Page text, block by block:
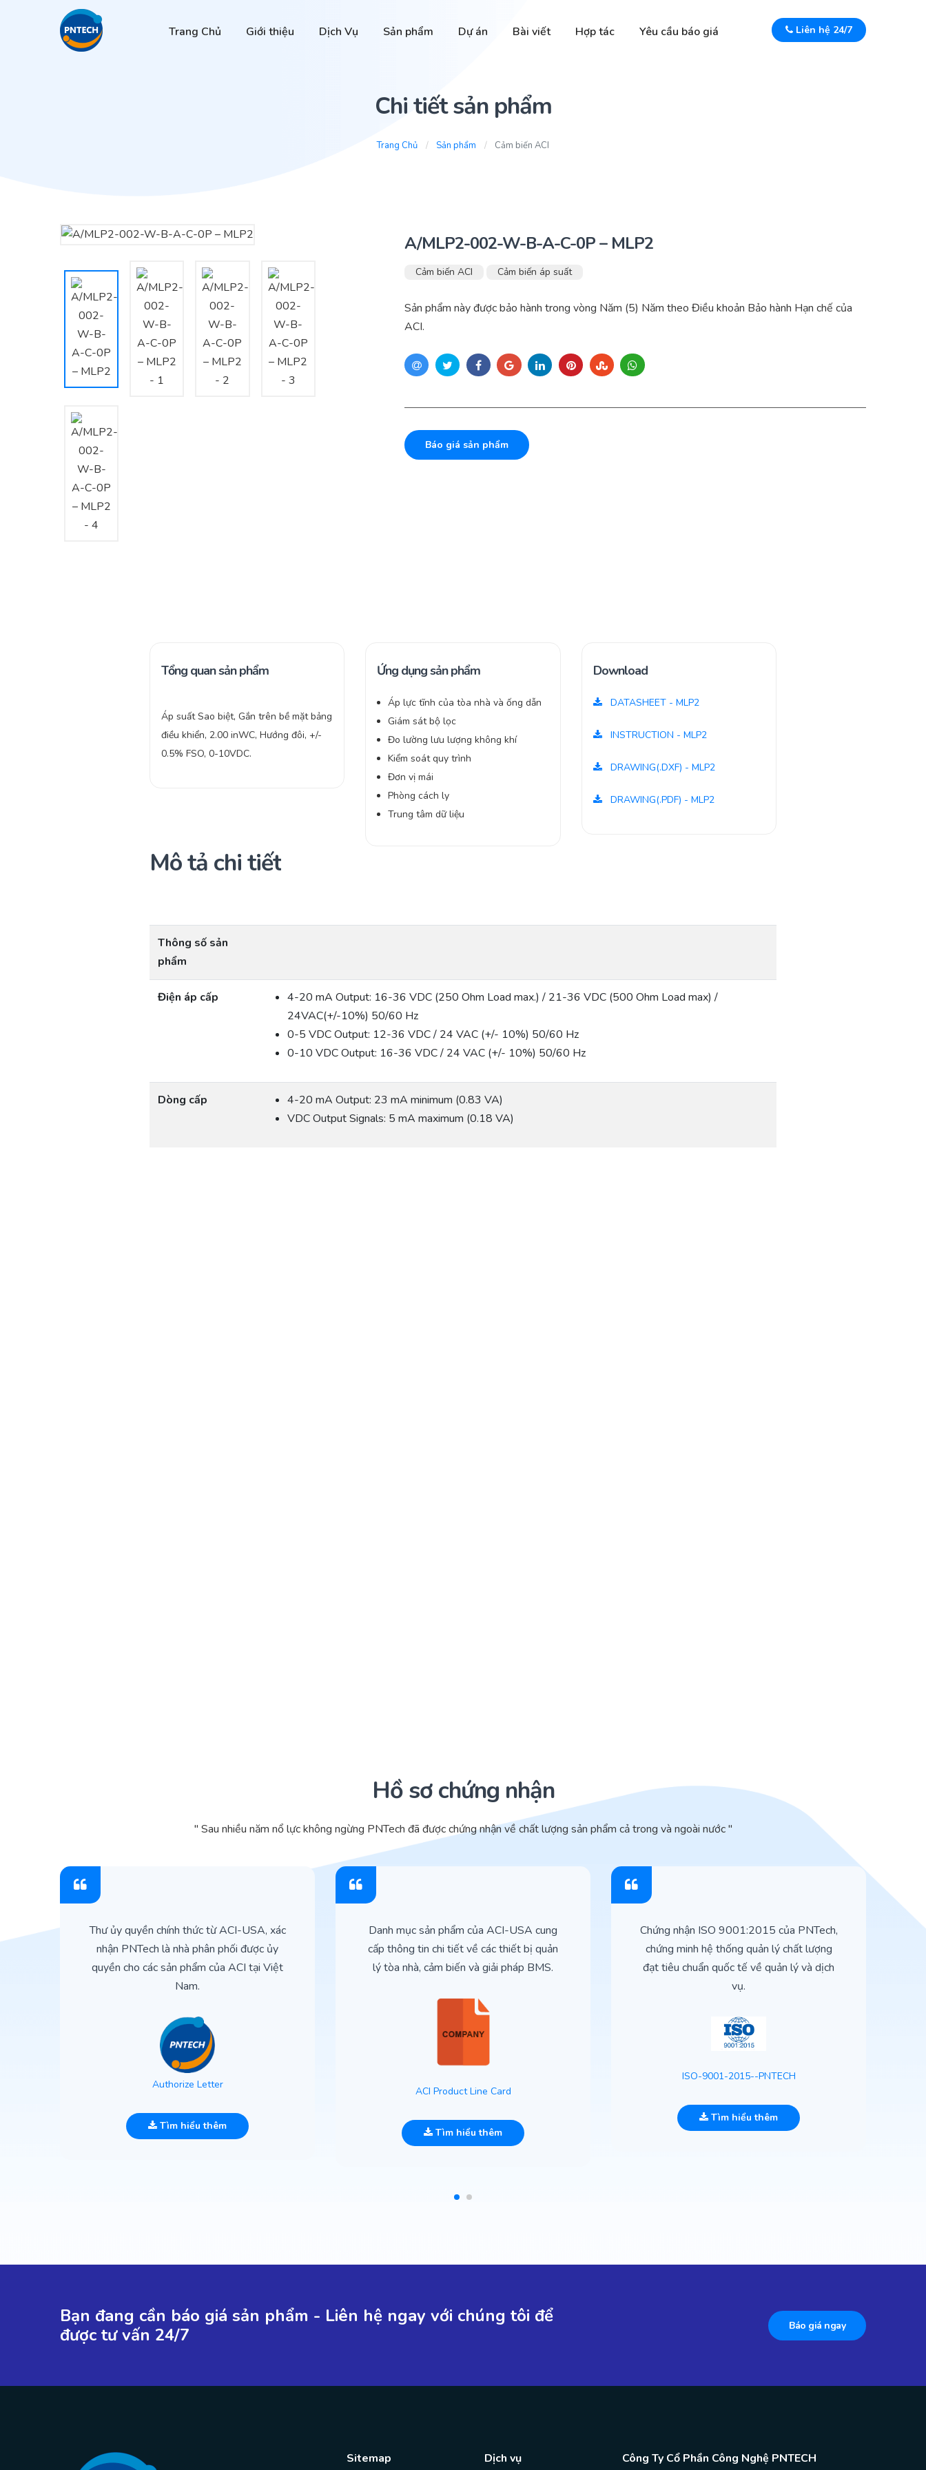
Trang Chủ Giới thiệu Dịch Vụ Sản phẩm Dự án Bài viết Hợp tác Yêu cầu báo giá Liên hệ 24/7
Chi tiết sản phẩm
Trang Chủ Sản phẩm Cảm biến ACI
A/MLP2-002-W-B-A-C-0P – MLP2
Cảm biến ACI Cảm biến áp suất
Sản phẩm này được bảo hành trong vòng Năm (5) Năm theo Điều khoản Bảo hành Hạn chế của
ACI.
Báo giá sản phẩm
Tổng quan sản phẩm
Áp suất Sao biệt, Gắn trên bề mặt bảng
điều khiển, 2.00 inWC, Hướng đôi, +/-
0.5% FSO, 0-10VDC.
Ứng dụng sản phẩm
Áp lực tĩnh của tòa nhà và ống dẫn
Giám sát bộ lọc
Đo lường lưu lượng không khí
Kiểm soát quy trình
Đơn vị mái
Phòng cách ly
Trung tâm dữ liệu
Download
DATASHEET - MLP2
INSTRUCTION - MLP2
DRAWING(.DXF) - MLP2
DRAWING(.PDF) - MLP2
Mô tả chi tiết
Thông số sản
phẩm
Điện áp cấp
4-20 mA Output: 16-36 VDC (250 Ohm Load max.) / 21-36 VDC (500 Ohm Load max) /
24VAC(+/-10%) 50/60 Hz
0-5 VDC Output: 12-36 VDC / 24 VAC (+/- 10%) 50/60 Hz
0-10 VDC Output: 16-36 VDC / 24 VAC (+/- 10%) 50/60 Hz
Dòng cấp
4-20 mA Output: 23 mA minimum (0.83 VA)
VDC Output Signals: 5 mA maximum (0.18 VA)
Hồ sơ chứng nhận
" Sau nhiều năm nổ lực không ngừng PNTech đã được chứng nhận về chất lượng sản phẩm cả trong và ngoài nước "
Thư ủy quyền chính thức từ ACI-USA, xác
nhận PNTech là nhà phân phối được ủy
quyền cho các sản phẩm của ACI tại Việt
Nam.
Authorize Letter
Tìm hiểu thêm
Danh mục sản phẩm của ACI-USA cung
cấp thông tin chi tiết về các thiết bị quản
lý tòa nhà, cảm biến và giải pháp BMS.
ACI Product Line Card
Tìm hiểu thêm
Chứng nhận ISO 9001:2015 của PNTech,
chứng minh hệ thống quản lý chất lượng
đạt tiêu chuẩn quốc tế về quản lý và dịch
vụ.
ISO-9001-2015--PNTECH
Tìm hiểu thêm
Bạn đang cần báo giá sản phẩm - Liên hệ ngay với chúng tôi để
được tư vấn 24/7
Báo giá ngay
Sitemap Dịch vụ Công Ty Cổ Phần Công Nghệ PNTECH